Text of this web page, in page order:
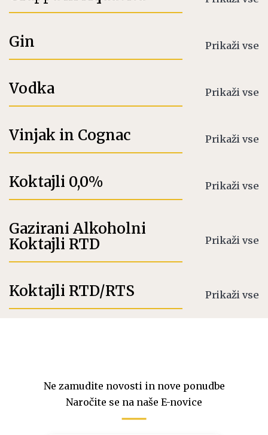
Gin Prikaži vse
Vodka Prikaži vse
Vinjak in Cognac Prikaži vse
Koktajli 0,0% Prikaži vse
Gazirani Alkoholni
Koktajli RTD
Prikaži vse
Koktajli RTD/RTS Prikaži vse
Ne zamudite novosti in nove ponudbe
Naročite se na naše E-novice